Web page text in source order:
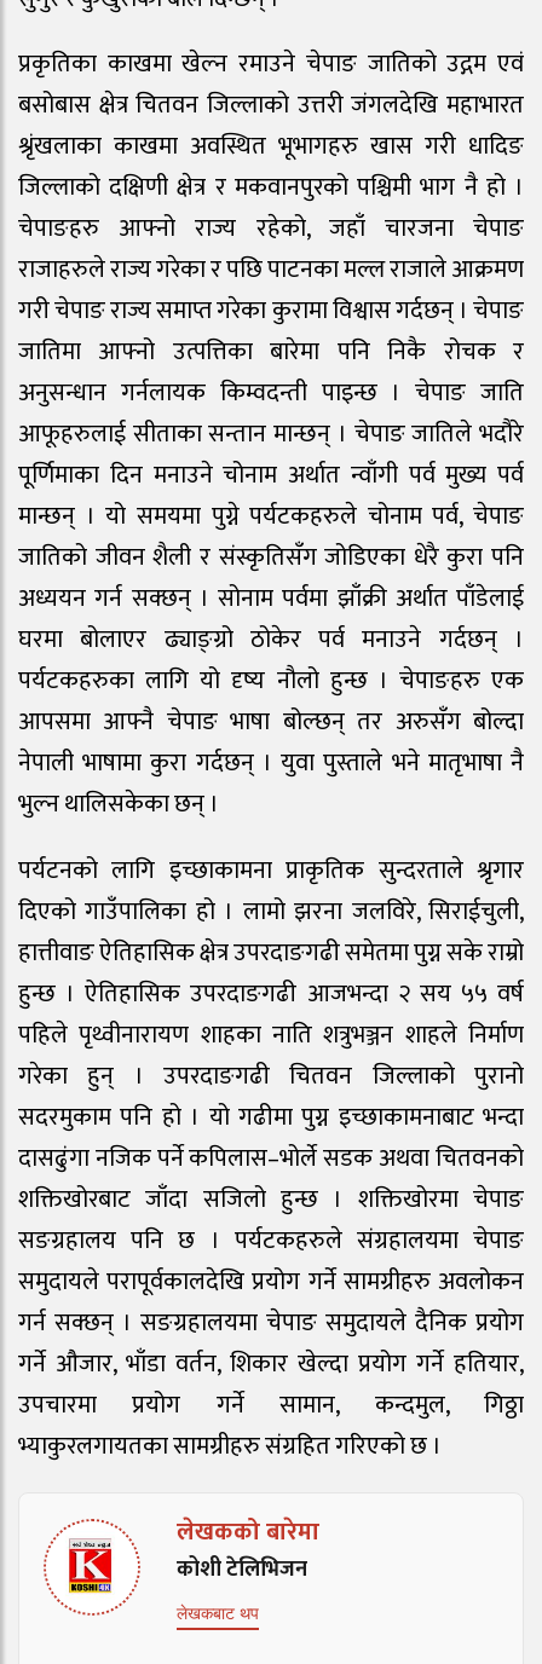
प्रकृतिका काखमा खेल्न रमाउने चेपाङ जातिको उद्गम एवं
बसोबास क्षेत्र चितवन जिल्लाको उत्तरी जंगलदेखि महाभारत
श्रृंखलाका काखमा अवस्थित भूभागहरु खास गरी धादिङ
जिल्लाको दक्षिणी क्षेत्र र मकवानपुरको पश्चिमी भाग नै हो ।
चेपाङहरु आफ्नो राज्य रहेको, जहाँ चारजना चेपाङ
राजाहरुले राज्य गरेका र पछि पाटनका मल्ल राजाले आक्रमण
गरी चेपाङ राज्य समाप्त गरेका कुरामा विश्वास गर्दछन् । चेपाङ
जातिमा आफ्नो उत्पत्तिका बारेमा पनि निकै रोचक र
अनुसन्धान गर्नलायक किम्वदन्ती पाइन्छ । चेपाङ जाति
आफूहरुलाई सीताका सन्तान मान्छन् । चेपाङ जातिले भदौरे
पूर्णिमाका दिन मनाउने चोनाम अर्थात न्वाँगी पर्व मुख्य पर्व
मान्छन् । यो समयमा पुग्ने पर्यटकहरुले चोनाम पर्व, चेपाङ
जातिको जीवन शैली र संस्कृतिसँग जोडिएका धेरै कुरा पनि
अध्ययन गर्न सक्छन् । सोनाम पर्वमा झाँक्री अर्थात पाँडेलाई
घरमा बोलाएर ढ्याङ्ग्रो ठोकेर पर्व मनाउने गर्दछन् ।
पर्यटकहरुका लागि यो दृष्य नौलो हुन्छ । चेपाङहरु एक
आपसमा आफ्नै चेपाङ भाषा बोल्छन् तर अरुसँग बोल्दा
नेपाली भाषामा कुरा गर्दछन् । युवा पुस्ताले भने मातृभाषा नै
भुल्न थालिसकेका छन् ।
पर्यटनको लागि इच्छाकामना प्राकृतिक सुन्दरताले श्रृगार
दिएको गाउँपालिका हो । लामो झरना जलविरे, सिराईचुली,
हात्तीवाङ ऐतिहासिक क्षेत्र उपरदाङगढी समेतमा पुग्न सके राम्रो
हुन्छ । ऐतिहासिक उपरदाङगढी आजभन्दा २ सय ५५ वर्ष
पहिले पृथ्वीनारायण शाहका नाति शत्रुभञ्जन शाहले निर्माण
गरेका हुन् । उपरदाङगढी चितवन जिल्लाको पुरानो
सदरमुकाम पनि हो । यो गढीमा पुग्न इच्छाकामनाबाट भन्दा
दासढुंगा नजिक पर्ने कपिलास–भोर्ले सडक अथवा चितवनको
शक्तिखोरबाट जाँदा सजिलो हुन्छ । शक्तिखोरमा चेपाङ
सङग्रहालय पनि छ । पर्यटकहरुले संग्रहालयमा चेपाङ
समुदायले परापूर्वकालदेखि प्रयोग गर्ने सामग्रीहरु अवलोकन
गर्न सक्छन् । सङग्रहालयमा चेपाङ समुदायले दैनिक प्रयोग
गर्ने औजार, भाँडा वर्तन, शिकार खेल्दा प्रयोग गर्ने हतियार,
उपचारमा प्रयोग गर्ने सामान, कन्दमुल, गिठ्ठा
भ्याकुरलगायतका सामग्रीहरु संग्रहित गरिएको छ ।
लेखकको बारेमा
कोशी टेलिभिजन
लेखकबाट थप